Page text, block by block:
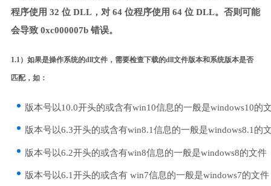
程序使用 32 位 DLL，对 64 位程序使用 64 位 DLL。否则可能
会导致 0xc000007b 错误。
1.1）如果是操作系统的dll文件，需要检查下载的dll文件版本和系统版本是否
匹配，如：
版本号以10.0开头的或含有win10信息的一般是windows10的
版本号以6.3开头的或含有win8.1信息的一般是windows8.1的
版本号以6.2开头的或含有win8信息的一般是windows8的文件
版本号以6.1开头的或含有 win7信息的一般是windows7的文件